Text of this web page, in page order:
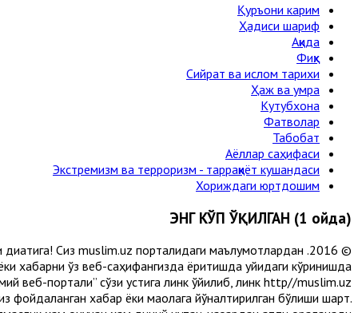
Қуръони карим
Ҳадиси шариф
Ақида
Фиқҳ
Сийрат ва ислом тарихи
Ҳаж ва умра
Кутубхона
Фатволар
Табобат
Аёллар саҳифаси
Экстремизм ва терроризм - тарраққиёт кушандаси
Хориждаги юртдошим
ЭНГ КЎП ЎҚИЛГАН (1 ойда)
диққатига! Сиз muslim.uz порталидаги маълумотлардан
хабарни ўз веб-саҳифангизда ёритишда қуйидаги кўринишда
веб-портали” сўзи устига линк қўйилиб, линк http//muslim.uz
фойдаланган хабар ёки мақолага йўналтирилган бўлиши шарт.